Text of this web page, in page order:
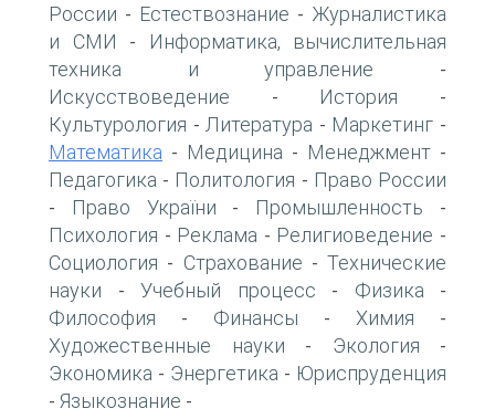
России - Естествознание - Журналистика
и СМИ -
Информатика, вычислительная
техника и управление -
Искусствоведение - История -
Культурология - Литература - Маркетинг -
Математика - Медицина - Менеджмент -
Педагогика - Политология - Право России
- Право України - Промышленность -
Психология - Реклама - Религиоведение -
Социология - Страхование - Технические
науки - Учебный процесс - Физика -
Философия - Финансы - Химия -
Художественные науки - Экология -
Экономика - Энергетика - Юриспруденция
- Языкознание -